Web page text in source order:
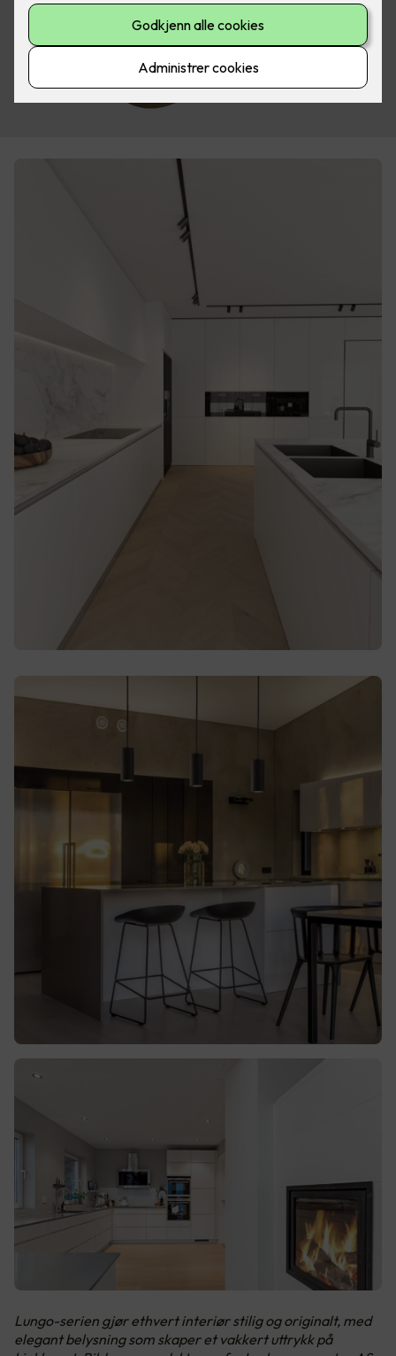
Lungo-serien gjør ethvert interiør stilig og originalt, med
elegant belysning som skaper et vakkert uttrykk på